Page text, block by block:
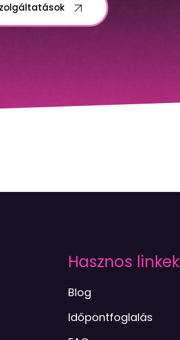
Hasznos linkek
Blog
Időpontfoglalás